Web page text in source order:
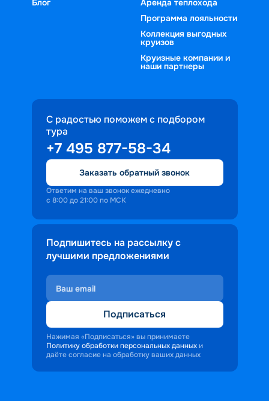
Блог
Аренда теплохода
Программа лояльности
Коллекция выгодных
круизов
Круизные компании и
наши партнеры
С радостью поможем с подбором
тура
+7 495 877-58-34
Заказать обратный звонок
Ответим на ваш звонок ежедневно
с 8:00 до 21:00 по МСК
Подпишитесь на рассылку с
лучшими предложениями
Подписаться
Нажимая «Подписаться» вы принимаете
Политику обработки персональных данных и
даёте согласие на обработку ваших данных